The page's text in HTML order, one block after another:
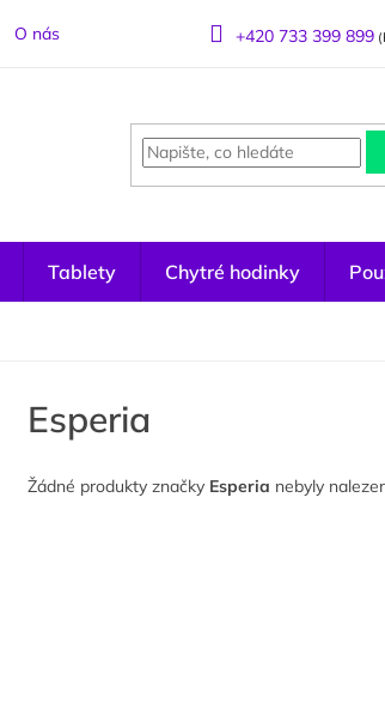
O nás +420 733 399 899
Tablety Chytré hodinky
Esperia
Žádné produkty značky Esperia nebyly